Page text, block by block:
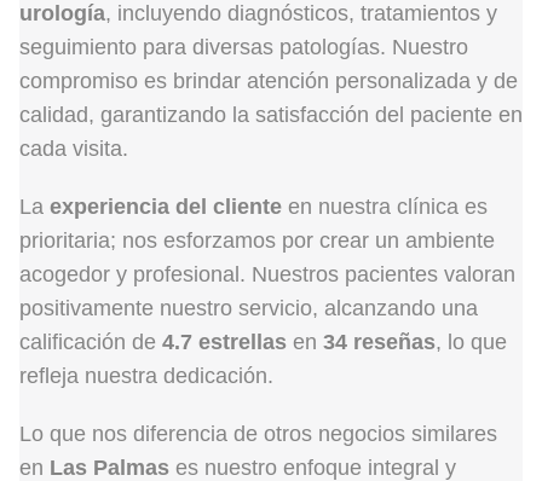
urología, incluyendo diagnósticos, tratamientos y
seguimiento para diversas patologías. Nuestro
compromiso es brindar atención personalizada y de
calidad, garantizando la satisfacción del paciente en
cada visita.
La experiencia del cliente en nuestra clínica es
prioritaria; nos esforzamos por crear un ambiente
acogedor y profesional. Nuestros pacientes valoran
positivamente nuestro servicio, alcanzando una
calificación de 4.7 estrellas en 34 reseñas, lo que
refleja nuestra dedicación.
Lo que nos diferencia de otros negocios similares
en Las Palmas es nuestro enfoque integral y